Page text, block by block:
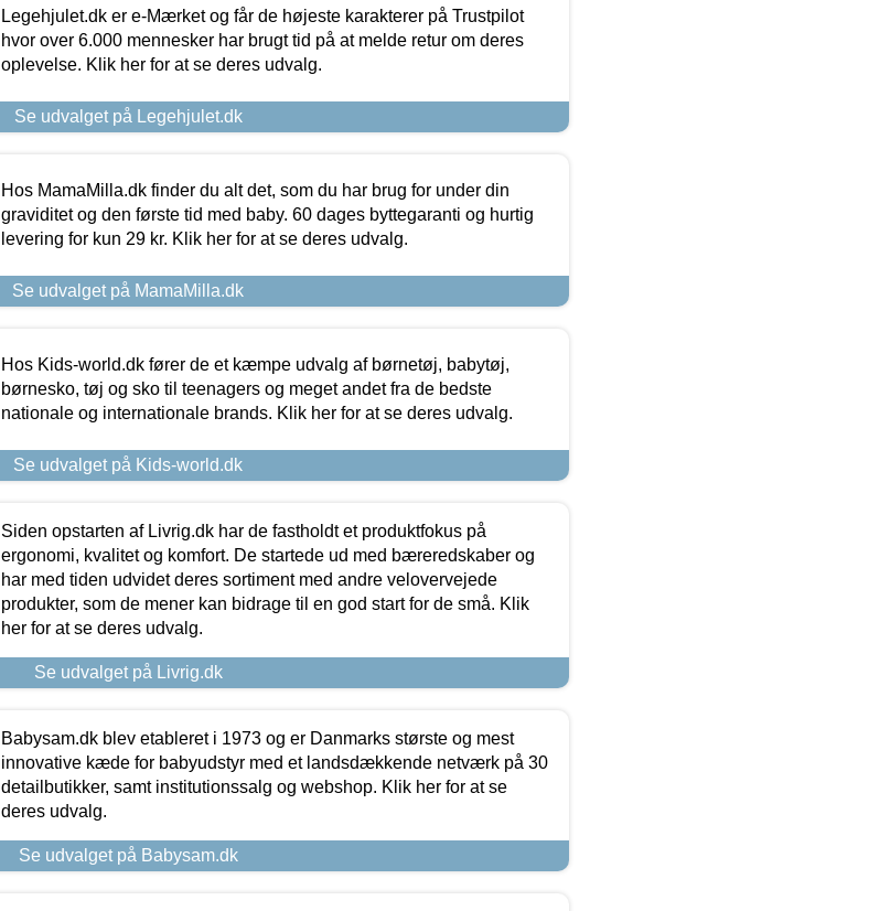
Legehjulet.dk er e-Mærket og får de højeste karakterer på Trustpilot
hvor over 6.000 mennesker har brugt tid på at melde retur om deres
oplevelse. Klik her for at se deres udvalg.
Se udvalget på Legehjulet.dk
Hos MamaMilla.dk finder du alt det, som du har brug for under din
graviditet og den første tid med baby. 60 dages byttegaranti og hurtig
levering for kun 29 kr. Klik her for at se deres udvalg.
Se udvalget på MamaMilla.dk
Hos Kids-world.dk fører de et kæmpe udvalg af børnetøj, babytøj,
børnesko, tøj og sko til teenagers og meget andet fra de bedste
nationale og internationale brands. Klik her for at se deres udvalg.
Se udvalget på Kids-world.dk
Siden opstarten af Livrig.dk har de fastholdt et produktfokus på
ergonomi, kvalitet og komfort. De startede ud med bæreredskaber og
har med tiden udvidet deres sortiment med andre velovervejede
produkter, som de mener kan bidrage til en god start for de små. Klik
her for at se deres udvalg.
Se udvalget på Livrig.dk
Babysam.dk blev etableret i 1973 og er Danmarks største og mest
innovative kæde for babyudstyr med et landsdækkende netværk på 30
detailbutikker, samt institutionssalg og webshop. Klik her for at se
deres udvalg.
Se udvalget på Babysam.dk